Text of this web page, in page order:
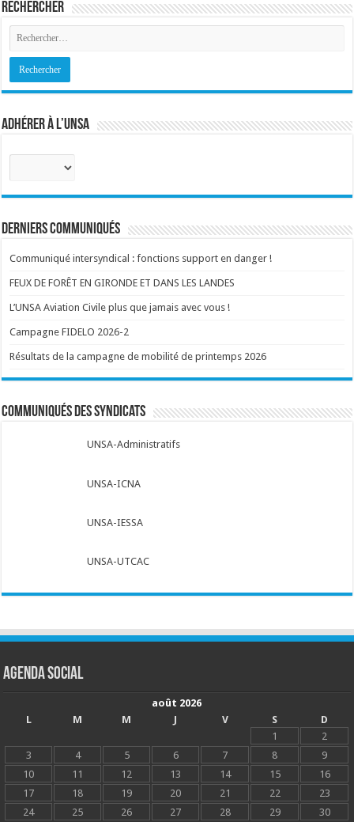
Rechercher
Adhérer à l’UNSA
Sélectionnez
corps
:
Derniers communiqués
Communiqué intersyndical : fonctions support en danger !
FEUX DE FORÊT EN GIRONDE ET DANS LES LANDES
L’UNSA Aviation Civile plus que jamais avec vous !
Campagne FIDELO 2026-2
Résultats de la campagne de mobilité de printemps 2026
Communiqués des syndicats
UNSA-Administratifs
UNSA-ICNA
UNSA-IESSA
UNSA-UTCAC
Agenda social
août 2026
L
M M J V S
D
1
2
3
4 5 6 7 8
9
10
11 12 13 14 15
16
17
18 19 20 21 22
23
24
25 26 27 28 29 30